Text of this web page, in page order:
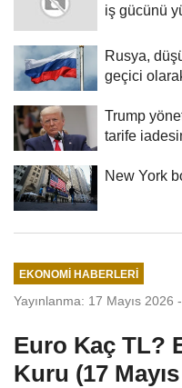
iş gücünü
Rusya,
geçici
Trump
tarife
New York
EKONOMI HABERLERI
Yayınlanma: 17 Mayıs 2026
Euro Kaç TL?
Kuru (17